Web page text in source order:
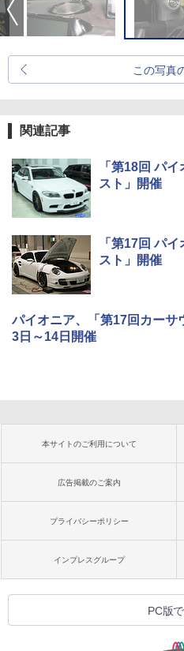
この写真
関連記事
「第18回 パ
スト」開催
「第17回 パ
スト」開催
パイオニア、「第17回カーサ
3日～14日開催
本サイトのご利用について
広告掲載のご案内
プライバシーポリシー
インプレスグループ
PC版